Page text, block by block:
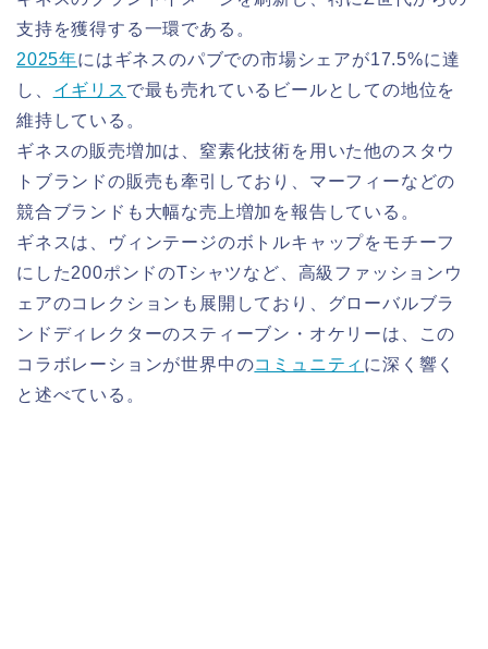
支持を獲得する一環である。
2025年にはギネスのパブでの市場シェアが17.5%に達
し、 イギリス で最も売れているビールとしての地位を
維持している。
ギネスの販売増加は、窒素化技術を用いた他のスタウ
トブランドの販売も牽引しており、マーフィーなどの
競合ブランドも大幅な売上増加を報告している。
ギネスは、ヴィンテージのボトルキャップをモチーフ
にした200ポンドのTシャツなど、高級ファッションウ
ェアのコレクションも展開しており、グローバルブラ
ンドディレクターのスティーブン・オケリーは、この
コラボレーションが世界中のコミュニティ に深く響く
と述べている。